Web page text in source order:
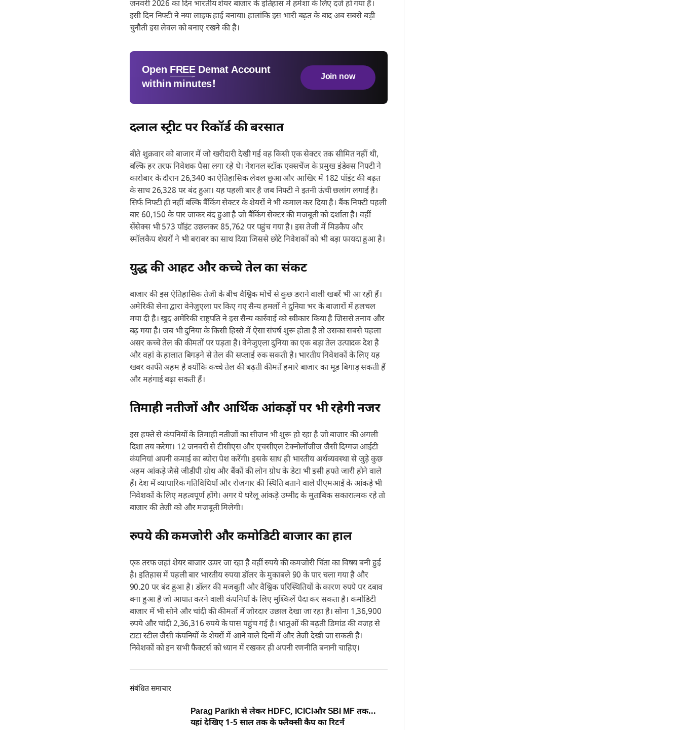
जनवरी 2026 का दिन भारतीय शेयर बाजार के इतिहास में हमेशा के लिए दर्ज हो गया है।
इसी दिन निफ्टी ने नया लाइफ हाई बनाया। हालांकि इस भारी बढ़त के बाद अब सबसे बड़ी
चुनौती इस लेवल को बनाए रखने की है।
Open FREE Demat Account
within minutes!
Join now
दलाल स्ट्रीट पर रिकॉर्ड की बरसात
बीते शुक्रवार को बाजार में जो खरीदारी देखी गई वह किसी एक सेक्टर तक सीमित नहीं थी,
बल्कि हर तरफ निवेशक पैसा लगा रहे थे। नेशनल स्टॉक एक्सचेंज के प्रमुख इंडेक्स निफ्टी ने
कारोबार के दौरान 26,340 का ऐतिहासिक लेवल छुआ और आखिर में 182 पॉइंट की बढ़त
के साथ 26,328 पर बंद हुआ। यह पहली बार है जब निफ्टी ने इतनी ऊंची छलांग लगाई है।
सिर्फ निफ्टी ही नहीं बल्कि बैंकिंग सेक्टर के शेयरों ने भी कमाल कर दिया है। बैंक निफ्टी पहली
बार 60,150 के पार जाकर बंद हुआ है जो बैंकिंग सेक्टर की मजबूती को दर्शाता है। वहीं
सेंसेक्स भी 573 पॉइंट उछलकर 85,762 पर पहुंच गया है। इस तेजी में मिडकैप और
स्मॉलकैप शेयरों ने भी बराबर का साथ दिया जिससे छोटे निवेशकों को भी बड़ा फायदा हुआ है।
युद्ध की आहट और कच्चे तेल का संकट
बाजार की इस ऐतिहासिक तेजी के बीच वैश्विक मोर्चे से कुछ डराने वाली खबरें भी आ रही हैं।
अमेरिकी सेना द्वारा वेनेजुएला पर किए गए सैन्य हमलों ने दुनिया भर के बाजारों में हलचल
मचा दी है। खुद अमेरिकी राष्ट्रपति ने इस सैन्य कार्रवाई को स्वीकार किया है जिससे तनाव और
बढ़ गया है। जब भी दुनिया के किसी हिस्से में ऐसा संघर्ष शुरू होता है तो उसका सबसे पहला
असर कच्चे तेल की कीमतों पर पड़ता है। वेनेजुएला दुनिया का एक बड़ा तेल उत्पादक देश है
और वहां के हालात बिगड़ने से तेल की सप्लाई रुक सकती है। भारतीय निवेशकों के लिए यह
खबर काफी अहम है क्योंकि कच्चे तेल की बढ़ती कीमतें हमारे बाजार का मूड बिगाड़ सकती हैं
और महंगाई बढ़ा सकती हैं।
तिमाही नतीजों और आर्थिक आंकड़ों पर भी रहेगी नजर
इस हफ्ते से कंपनियों के तिमाही नतीजों का सीजन भी शुरू हो रहा है जो बाजार की अगली
दिशा तय करेगा। 12 जनवरी से टीसीएस और एचसीएल टेक्नोलॉजीज जैसी दिग्गज आईटी
कंपनियां अपनी कमाई का ब्योरा पेश करेंगी। इसके साथ ही भारतीय अर्थव्यवस्था से जुड़े कुछ
अहम आंकड़े जैसे जीडीपी ग्रोथ और बैंकों की लोन ग्रोथ के डेटा भी इसी हफ्ते जारी होने वाले
हैं। देश में व्यापारिक गतिविधियों और रोजगार की स्थिति बताने वाले पीएमआई के आंकड़े भी
निवेशकों के लिए महत्वपूर्ण होंगे। अगर ये घरेलू आंकड़े उम्मीद के मुताबिक सकारात्मक रहे तो
बाजार की तेजी को और मजबूती मिलेगी।
रुपये की कमजोरी और कमोडिटी बाजार का हाल
एक तरफ जहां शेयर बाजार ऊपर जा रहा है वहीं रुपये की कमजोरी चिंता का विषय बनी हुई
है। इतिहास में पहली बार भारतीय रुपया डॉलर के मुकाबले 90 के पार चला गया है और
90.20 पर बंद हुआ है। डॉलर की मजबूती और वैश्विक परिस्थितियों के कारण रुपये पर दबाव
बना हुआ है जो आयात करने वाली कंपनियों के लिए मुश्किलें पैदा कर सकता है। कमोडिटी
बाजार में भी सोने और चांदी की कीमतों में जोरदार उछाल देखा जा रहा है। सोना 1,36,900
रुपये और चांदी 2,36,316 रुपये के पास पहुंच गई है। धातुओं की बढ़ती डिमांड की वजह से
टाटा स्टील जैसी कंपनियों के शेयरों में आने वाले दिनों में और तेजी देखी जा सकती है।
निवेशकों को इन सभी फैक्टर्स को ध्यान में रखकर ही अपनी रणनीति बनानी चाहिए।
संबंधित समाचार
Parag Parikh से लेकर HDFC, ICICIऔर SBI MF तक...
यहां देखिए 1-5 साल तक के फ्लैक्सी कैप का रिटर्न